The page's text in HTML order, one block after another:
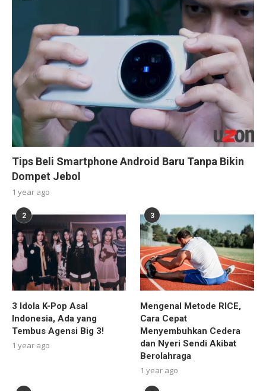
Tips Beli Smartphone Android Baru Tanpa Bikin
Dompet Jebol
1 year ago
2
3 Idola K-Pop Asal
Indonesia, Ada yang
Tembus Agensi Big 3!
1 year ago
3
Mengenal Metode RICE,
Cara Cepat
Menyembuhkan Cedera
dan Nyeri Sendi Akibat
Berolahraga
1 year ago